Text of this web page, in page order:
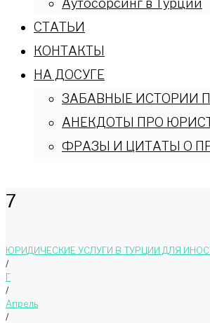
Аутосорсинг в Турции
СТАТЬИ
КОНТАКТЫ
НА ДОСУГЕ
ЗАБАВНЫЕ ИСТОРИИ
АНЕКДОТЫ ПРО
ФРАЗЫ И ЦИТАТЫ О
7
ЮРИДИЧЕСКИЕ УСЛУГИ В ТУРЦИИ ДЛЯ
/
Г
/
Апрель
/